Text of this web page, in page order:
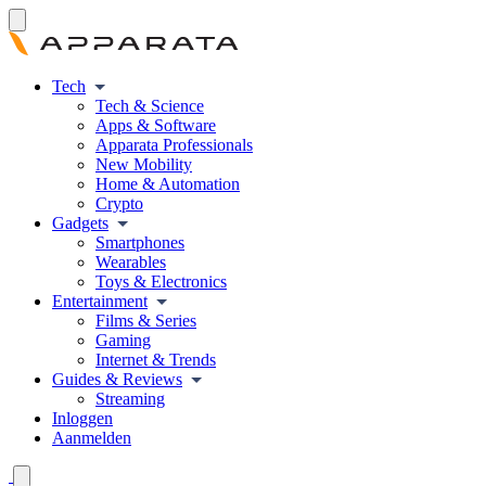
Tech
Tech & Science
Apps & Software
Apparata Professionals
New Mobility
Home & Automation
Crypto
Gadgets
Smartphones
Wearables
Toys & Electronics
Entertainment
Films & Series
Gaming
Internet & Trends
Guides & Reviews
Streaming
Inloggen
Aanmelden